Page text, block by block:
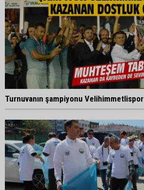
Turnuvanın şampiyonu Velihimmetlispor